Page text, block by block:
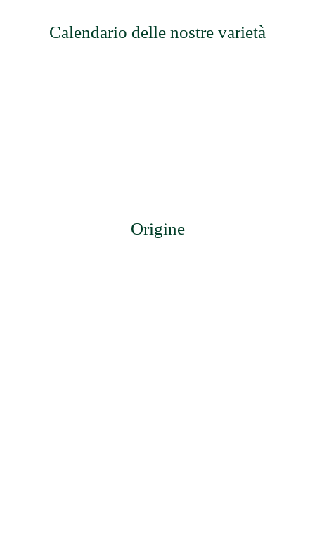
Calendario delle nostre varietà
Origine